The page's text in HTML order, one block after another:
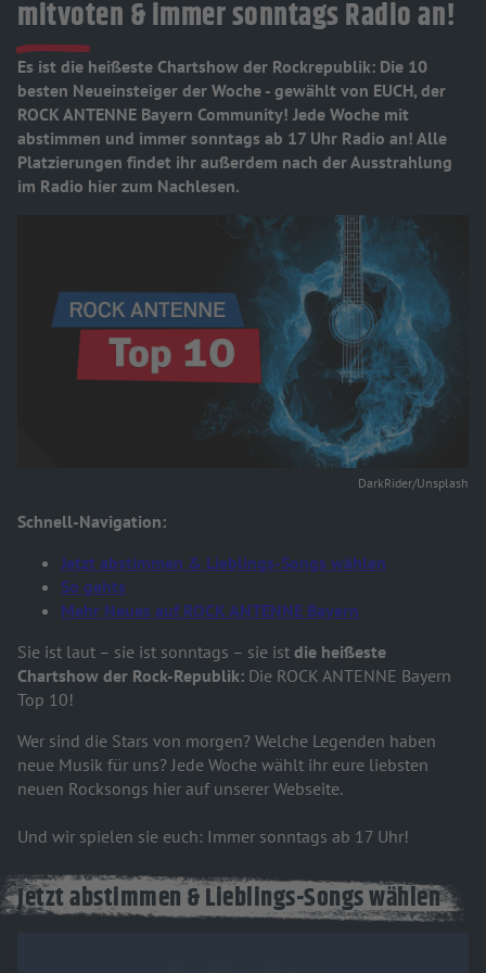
mitvoten & immer sonntags Radio an!
Es ist die heißeste Chartshow der Rockrepublik: Die 10
besten Neueinsteiger der Woche - gewählt von EUCH, der
ROCK ANTENNE Bayern Community! Jede Woche mit
abstimmen und immer sonntags ab 17 Uhr Radio an! Alle
Platzierungen findet ihr außerdem nach der Ausstrahlung
im Radio hier zum Nachlesen.
DarkRider/Unsplash
Schnell-Navigation:
Jetzt abstimmen & Lieblings-Songs wählen
So gehts
Mehr Neues auf ROCK ANTENNE Bayern
Sie ist laut – sie ist sonntags – sie ist die heißeste
Chartshow der Rock-Republik: Die ROCK ANTENNE Bayern
Top 10!
Wer sind die Stars von morgen? Welche Legenden haben
neue Musik für uns? Jede Woche wählt ihr eure liebsten
neuen Rocksongs hier auf unserer Webseite.
Und wir spielen sie euch: Immer sonntags ab 17 Uhr!
Jetzt abstimmen & Lieblings-Songs wählen